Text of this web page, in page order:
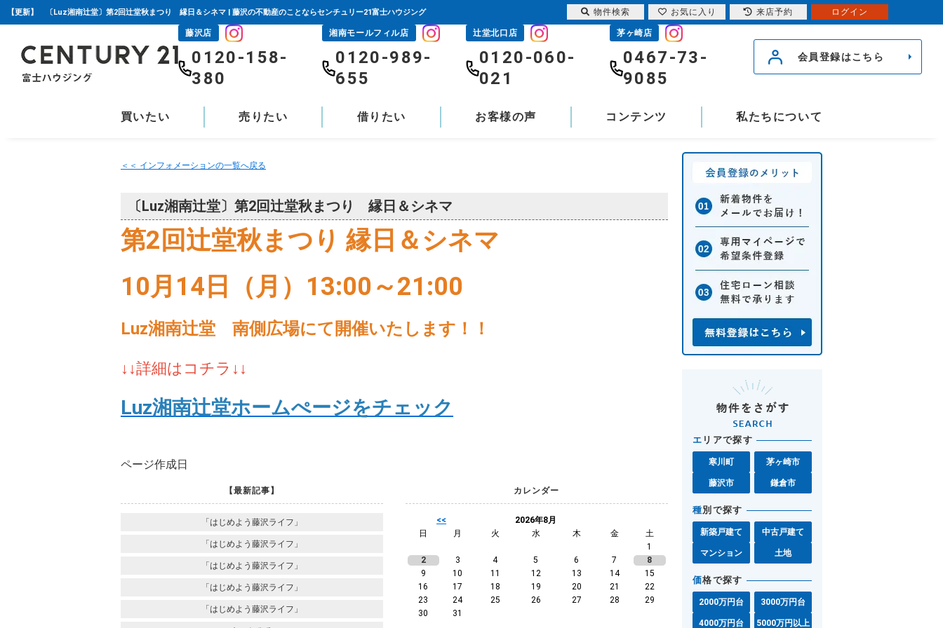
【更新】 〔Luz湘南辻堂〕第2回辻堂秋まつり 縁日＆シネマ | 藤沢の不動産のことならセンチュリー21富士ハウジング
藤沢店
0120-158-
380
湘南モールフィル店
0120-989-
655
辻堂北口店
0120-060-
021
茅ヶ崎店
0467-73-
9085
会員登録はこちら
買いたい 売りたい 借りたい お客様の声 コンテンツ 私たちについて
＜＜ インフォメーションの一覧へ戻る
〔Luz湘南辻堂〕第2回辻堂秋まつり 縁日＆シネマ
第2回辻堂秋まつり 縁日＆シネマ
10月14日（月）13:00～21:00
Luz湘南辻堂 南側広場にて開催いたします！！
↓↓詳細はコチラ↓↓
Luz湘南辻堂ホームぺージをチェック
ページ作成日
【最新記事】
「はじめよう藤沢ライフ」
「はじめよう藤沢ライフ」
「はじめよう藤沢ライフ」
「はじめよう藤沢ライフ」
「はじめよう藤沢ライフ」
カレンダー
<<
2026年8月
日
月 火 水 木 金
土
1
2
3 4 5 6 7
8
9
10 11 12 13 14
15
16
17 18 19 20 21
22
23
24 25 26 27 28
29
30
31
エ リアで探す
寒川町 茅ヶ崎市
藤沢市 鎌倉市
種別で探す
新築戸建て 中古戸建て
マンション 土地
価格で探す
2000万円台 3000万円台
4000万円台 5000万円以上
物件検索 お気に入り 来店予約 ログイン